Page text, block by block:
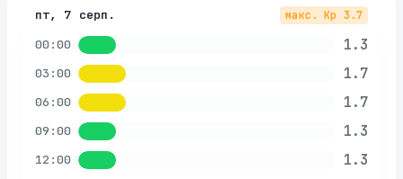
пт, 7 серп. макс. Kp 3.7
00:00 1.3
03:00 1.7
06:00 1.7
09:00 1.3
12:00 1.3